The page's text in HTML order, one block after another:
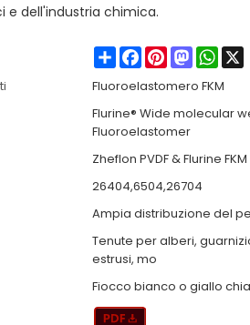
e dell'industria chimica.
ShareFacebook
PinterestMastodon
Fluoroelastomero FKM
Flurine® Wide molecular
Fluoroelastomer
Zheflon PVDF & Flurine
26404,6504,26704
Ampia distribuzione del
Tenute per alberi,
estrusi, mo
Fiocco bianco o giallo